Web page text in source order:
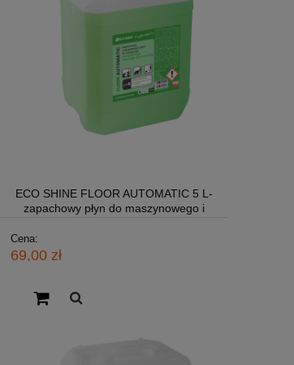
ECO SHINE FLOOR AUTOMATIC 5 L-
zapachowy płyn do maszynowego i
Cena:
69,00 zł